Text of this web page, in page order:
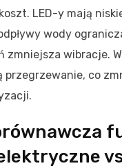
LED-y mają
wody
zmniejsza wibracje.
przegrzewanie, co